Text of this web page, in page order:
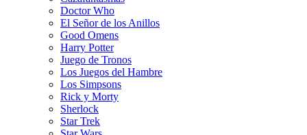
Doctor Who
El Señor de los Anillos
Good Omens
Harry Potter
Juego de Tronos
Los Juegos del Hambre
Los Simpsons
Rick y Morty
Sherlock
Star Trek